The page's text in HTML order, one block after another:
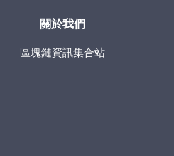
關於我們
區塊鏈資訊集合站